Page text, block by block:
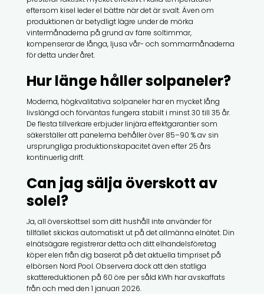
eftersom kisel leder el bättre när det är svalt. Även om
produktionen är betydligt lägre under de mörka
vintermånaderna på grund av färre soltimmar,
kompenserar de långa, ljusa vår- och sommarmånaderna
för detta under året.
Hur länge håller solpaneler?
Moderna, högkvalitativa solpaneler har en mycket lång
livslängd och förväntas fungera stabilt i minst 30 till 35 år.
De flesta tillverkare erbjuder linjära effektgarantier som
säkerställer att panelerna behåller över 85–90 % av sin
ursprungliga produktionskapacitet även efter 25 års
kontinuerlig drift.
Can jag sälja överskott av
solel?
Ja, all överskottsel som ditt hushåll inte använder för
tillfället skickas automatiskt ut på det allmänna elnätet. Din
elnätsägare registrerar detta och ditt elhandelsföretag
köper elen från dig baserat på det aktuella timpriset på
elbörsen Nord Pool. Observera dock att den statliga
skattereduktionen på 60 öre per såld kWh har avskaffats
från och med den 1 januari 2026.